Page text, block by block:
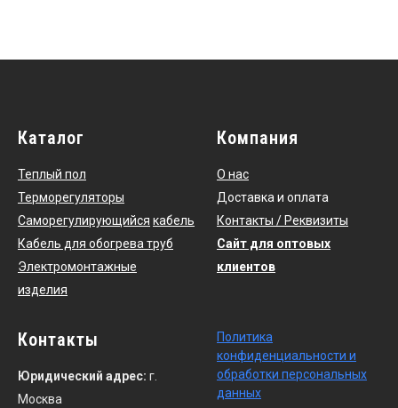
Каталог
Теплый пол
Терморегуляторы
Саморегулирующийся кабель
Кабель для обогрева труб
Электромонтажные
изделия
Компания
О нас
Доставка и оплата
Контакты / Реквизиты
Сайт для оптовых
клиентов
Контакты
Юридический адрес: г.
Москва
Политика
конфиденциальности и
обработки персональных
данных